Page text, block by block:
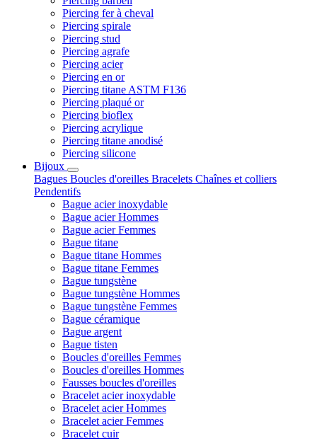
Piercing fer à cheval
Piercing spirale
Piercing stud
Piercing agrafe
Piercing acier
Piercing en or
Piercing titane ASTM F136
Piercing plaqué or
Piercing bioflex
Piercing acrylique
Piercing titane anodisé
Piercing silicone
Bijoux
Bagues Boucles d'oreilles Bracelets Chaînes et colliers
Pendentifs
Bague acier inoxydable
Bague acier Hommes
Bague acier Femmes
Bague titane
Bague titane Hommes
Bague titane Femmes
Bague tungstène
Bague tungstène Hommes
Bague tungstène Femmes
Bague céramique
Bague argent
Bague tisten
Boucles d'oreilles Femmes
Boucles d'oreilles Hommes
Fausses boucles d'oreilles
Bracelet acier inoxydable
Bracelet acier Hommes
Bracelet acier Femmes
Bracelet cuir